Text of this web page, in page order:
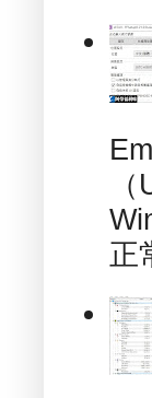
正